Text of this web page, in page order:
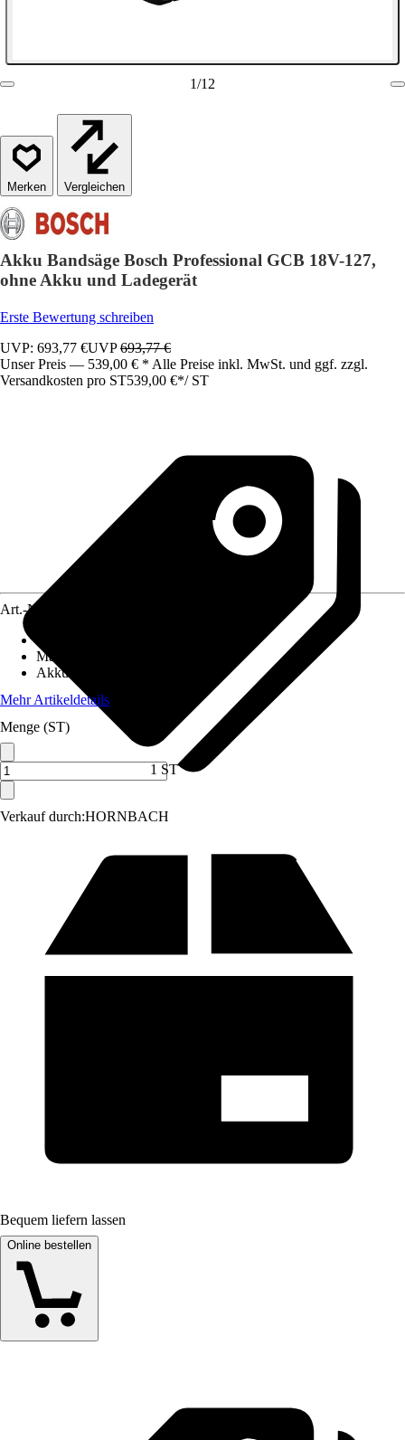
1/12
Vergleichen
Akku Bandsäge Bosch Professional GCB 18V-127,
ohne Akku und Ladegerät
Erste Bewertung schreiben
UVP: 693,77 €UVP693,77 €
Unser Preis — 539,00 € * Alle Preise inkl. MwSt. und ggf. zzgl.
Versandkosten pro ST539,00 €*/ ST
Verkauf durch:HORNBACH
Art.-Nr.
Max. Schnitttiefe in Holz
Akkuspannung
Mehr Artikeldetails
Menge (ST)
1 ST
Bequem liefern lassen
Online bestellen